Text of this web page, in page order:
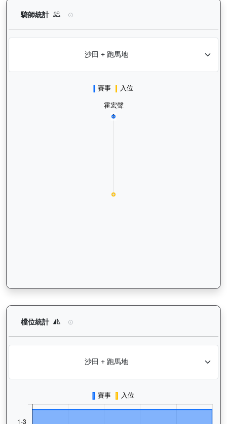
騎師統計 譽友駿駒（K022）— 騎師統計分析：查看各騎
檔位統計 譽友駿駒（K022）— 檔位統計分析：查看馬匹